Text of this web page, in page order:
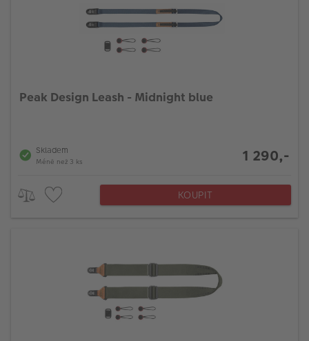
Peak Design Leash - Midnight blue
Skladem
Méně než 3 ks 1 290,-
KOUPIT